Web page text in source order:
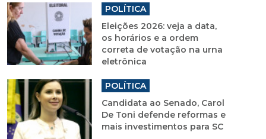
POLÍTICA
Eleições 2026: veja a data,
os horários e a ordem
correta de votação na urna
eletrônica
POLÍTICA
Candidata ao Senado, Carol
De Toni defende reformas e
mais investimentos para SC